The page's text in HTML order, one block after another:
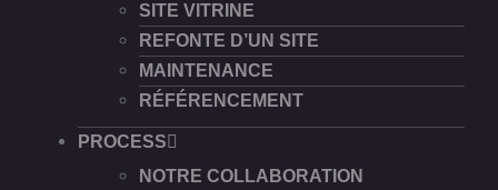
SITE VITRINE
REFONTE D’UN SITE
MAINTENANCE
RÉFÉRENCEMENT
PROCESS
NOTRE COLLABORATION